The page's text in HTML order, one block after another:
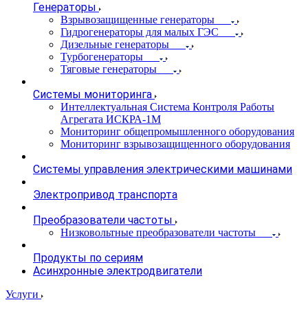
Генераторы
Взрывозащищенные генераторы
Гидрогенераторы для малых ГЭС
Дизельные генераторы
Турбогенераторы
Тяговые генераторы
Системы мониторинга
Интеллектуальная Система Контроля Работы
Агрегата ИСКРА-1М
Мониторинг общепромышленного оборудования
Мониторинг взрывозащищенного оборудования
Системы управления электрическими машинами
Электропривод транспорта
Преобразователи частоты
Низковольтные преобразователи частоты
Продукты по сериям
Асинхронные электродвигатели
Услуги